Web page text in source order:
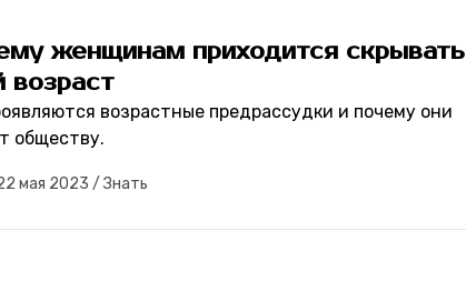
женщинам приходится скрывать
возраст
возрастные предрассудки и почему они
обществу.
мая 2023 / Знать